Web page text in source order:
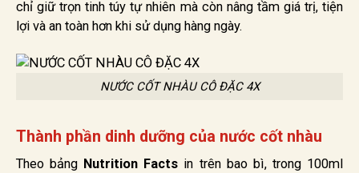
chỉ giữ trọn tinh túy tự nhiên mà còn nâng tầm giá trị, tiện
lợi và an toàn hơn khi sử dụng hàng ngày.
NƯỚC CỐT NHÀU CÔ ĐẶC 4X
Thành phần dinh dưỡng của nước cốt nhàu
Theo bảng Nutrition Facts in trên bao bì, trong 100ml